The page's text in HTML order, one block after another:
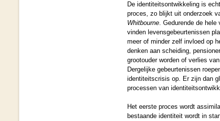
De identiteitsontwikkeling is
proces, zo blijkt uit onderzoek
Whitbourne. Gedurende de hele
vinden levensgebeurtenissen
meer of minder zelf invloed op
denken aan scheiding,
grootouder worden of verlies
Dergelijke gebeurtenissen
identiteitscrisis op. Er zijn dan
processen van
Het eerste proces wordt
bestaande identiteit wordt in